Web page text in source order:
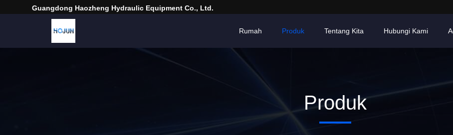
Guangdong Haozheng Hydraulic Equipment Co., Ltd.
Rumah Produk Tentang Kita Hubungi Kami
Produk